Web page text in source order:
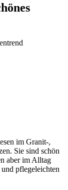
im Granit-,
Sie sind schön
aber im Alltag
pflegeleichten